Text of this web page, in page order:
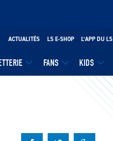
FANS KIDS
ACTUALITÉS LS E-SHOP L’APP DU LS